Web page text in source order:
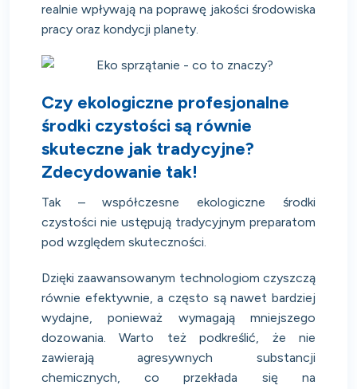
realnie wpływają na poprawę jakości środowiska
pracy oraz kondycji planety.
Czy ekologiczne profesjonalne
środki czystości są równie
skuteczne jak tradycyjne?
Zdecydowanie tak!
Tak – współczesne ekologiczne środki
czystości nie ustępują tradycyjnym preparatom
pod względem skuteczności.
Dzięki zaawansowanym technologiom czyszczą
równie efektywnie, a często są nawet bardziej
wydajne, ponieważ wymagają mniejszego
dozowania. Warto też podkreślić, że nie
zawierają agresywnych substancji
chemicznych, co przekłada się na